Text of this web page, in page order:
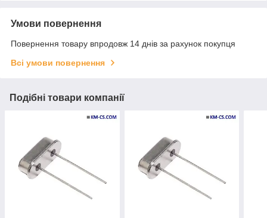
Умови повернення
Повернення товару впродовж 14 днів за рахунок покупця
Всі умови повернення
Подібні товари компанії